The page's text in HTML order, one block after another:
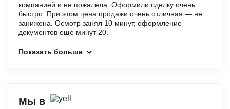
компанией и не пожалела. Оформили сделку очень
быстро. При этом цена продажи очень отличная — не
занижена. Осмотр занял 10 минут, оформление
документов еще минут 20.
Показать больше
Мы в